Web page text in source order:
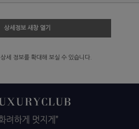
상세정보 새창 열기
상세 정보를 확대해 보실 수 있습니다.